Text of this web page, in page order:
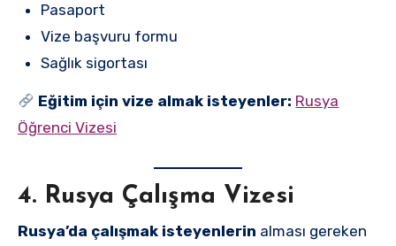
Pasaport
Vize başvuru formu
Sağlık sigortası
Eğitim için vize almak isteyenler: Rusya
Öğrenci Vizesi
4. Rusya Çalışma Vizesi
Rusya’da çalışmak isteyenlerin alması gereken